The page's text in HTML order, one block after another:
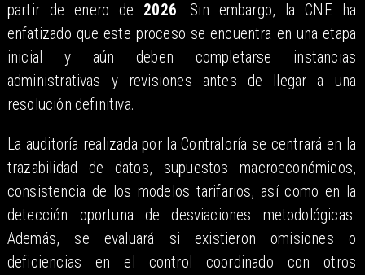
partir de enero de 2026. Sin embargo, la CNE ha
enfatizado que este proceso se encuentra en una etapa
inicial y aún deben completarse instancias
administrativas y revisiones antes de llegar a una
resolución definitiva.
La auditoría realizada por la Contraloría se centrará en la
trazabilidad de datos, supuestos macroeconómicos,
consistencia de los modelos tarifarios, así como en la
detección oportuna de desviaciones metodológicas.
Además, se evaluará si existieron omisiones o
deficiencias en el control coordinado con otros